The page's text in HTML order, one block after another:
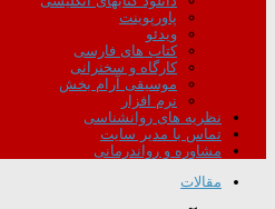
پاورپوینت
ویدئو
کتاب های فارسی
کارگاه و سخنرانی
موسیقی آرام بخش
نرم افزار
نظریه های روانشناسی
تماس با مدیر سایت
مشاوره و رواندرمانی
مقالات